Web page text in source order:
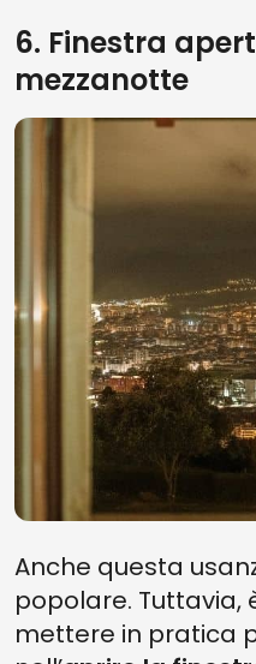
6. Finestra
mezzanotte
Anche questa
popolare. Tuttavia,
mettere in pratica